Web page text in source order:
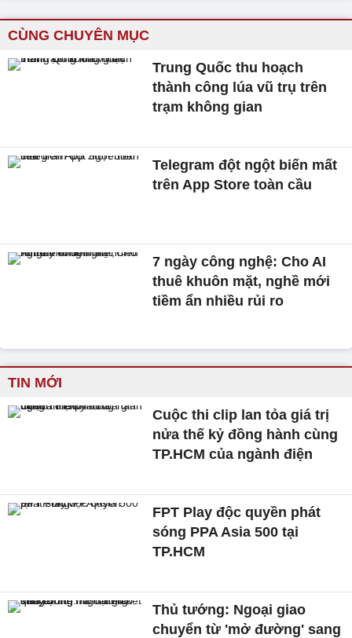
CÙNG CHUYÊN MỤC
Trung Quốc thu hoạch
thành công lúa vũ trụ trên
trạm không gian
Telegram đột ngột biến mất
trên App Store toàn cầu
7 ngày công nghệ: Cho AI
thuê khuôn mặt, nghề mới
tiềm ẩn nhiều rủi ro
TIN MỚI
Cuộc thi clip lan tỏa giá trị
nửa thế kỷ đồng hành cùng
TP.HCM của ngành điện
FPT Play độc quyền phát
sóng PPA Asia 500 tại
TP.HCM
Thủ tướng: Ngoại giao
chuyển từ 'mở đường' sang